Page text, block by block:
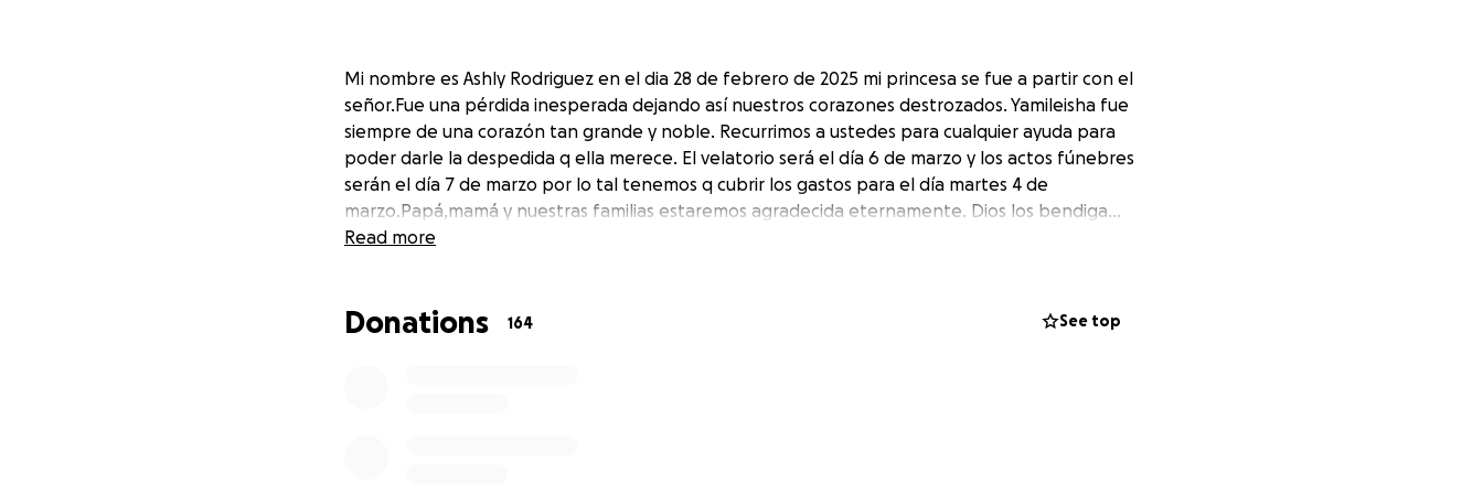
Mi nombre es Ashly Rodriguez en el dia 28 de febrero de 2025 mi princesa se fue a partir con el
señor.Fue una pérdida inesperada dejando así nuestros corazones destrozados. Yamileisha fue
siempre de una corazón tan grande y noble. Recurrimos a ustedes para cualquier ayuda para
poder darle la despedida q ella merece. El velatorio será el día 6 de marzo y los actos fúnebres
serán el día 7 de marzo por lo tal tenemos q cubrir los gastos para el día martes 4 de
marzo.Papá,mamá y nuestras familias estaremos agradecida eternamente. Dios los bendiga…
Read more
Donations 164 See top